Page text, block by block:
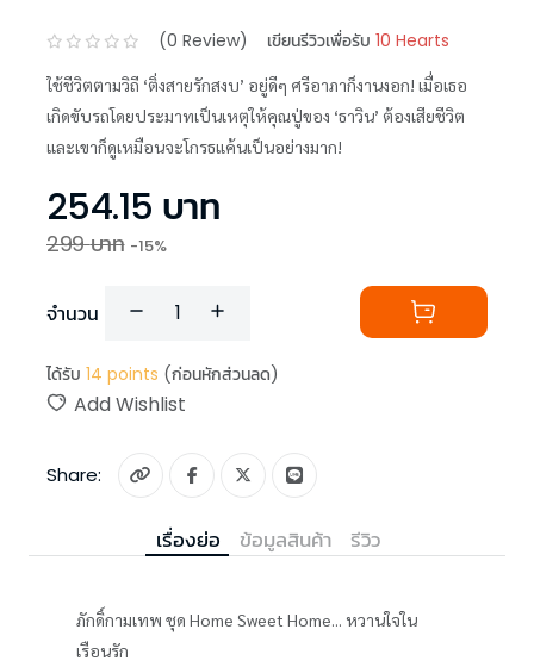
(0 Review) เขียนรีวิวเพื่อรับ 10 Hearts
ใช้ชีวิตตามวิถี ‘ติ่งสายรักสงบ’ อยู่ดีๆ ศรีอาภาก็งานงอก! เมื่อเธอ
เกิดขับรถโดยประมาทเป็นเหตุให้คุณปู่ของ ‘ธาวิน’ ต้องเสียชีวิต
และเขาก็ดูเหมือนจะโกรธแค้นเป็นอย่างมาก!
254.15 บาท
299บาท -15%
จำนวน
ได้รับ 14 points (ก่อนหักส่วนลด)
Add Wishlist
Share:
เรื่องย่อ ข้อมูลสินค้า รีวิว
ภักดิ์กามเทพ ชุด Home Sweet Home... หวานใจใน
เรือนรัก